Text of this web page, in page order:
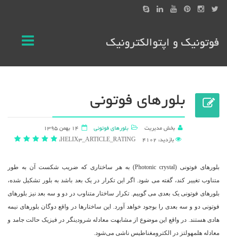
فوتونیک و اپتوالکترونیک
بلورهای فوتونی
بخش مدیریت بلورهای فوتونی
14 بهمن 1395
بازدید: 4102
HELIX3_ARTICLE_RATING:
بلورهای فوتونی (Photonic crystal) به هر ساختاری که ضریب شکست آن به طور
متناوب تغییر کند، گفته می شود. اگر این تکرار در یک بعد باشد به بلور تشکیل شده،
بلورهای فوتونی یک بعدی می گوییم. تکرار ساختار متناوب در دو و سه بعد نیز بلورهای
فوتونی دو و سه بعدی را بوجود خواهد آورد. این ساختارها در واقع دوگان بلورهای نیمه
هادی هستند. در واقع این موضوع از مشابهت معادله شرودینگر در فیزیک حالت جامد و
معادله هلمهولتز در الکترومغناطیس ناشی می‌شود.